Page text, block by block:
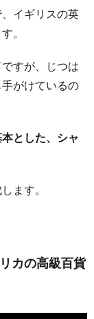
イギリスの英
。
すが、じつは
がけているの
とした、シャ
ます。
カの高級百貨